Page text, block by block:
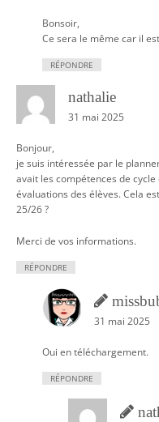
Bonsoir,
Ce sera le même car il
RÉPONDRE
nathalie
31 mai 2025
Bonjour,
je suis intéressée par le
avait les compétences de
évaluations des élèves. Cela
25/26 ?
Merci de vos informations.
RÉPONDRE
31 mai 2025
Oui en téléchargement.
RÉPONDRE